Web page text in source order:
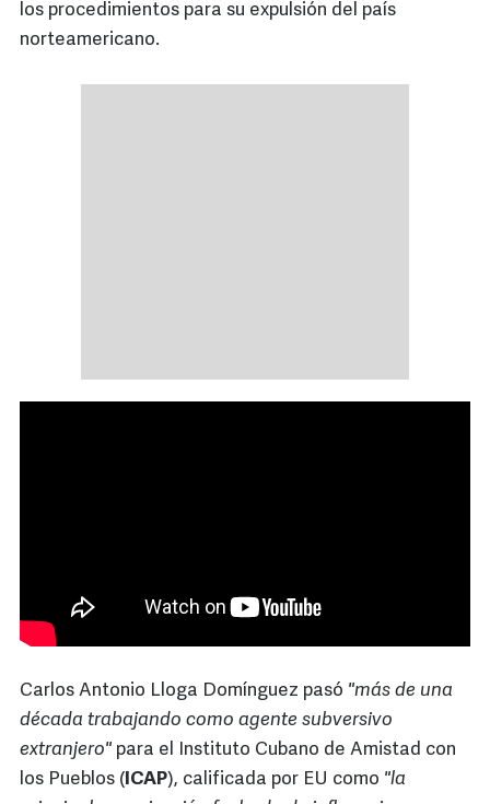
los procedimientos para su expulsión del país
norteamericano.
Carlos Antonio Lloga Domínguez pasó "más de una
década trabajando como agente subversivo
extranjero" para el Instituto Cubano de Amistad con
los Pueblos (ICAP), calificada por EU como "la